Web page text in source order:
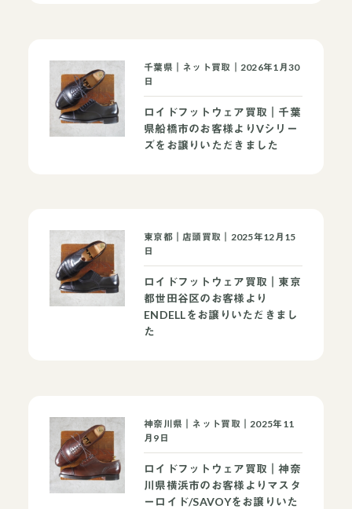
千葉県｜ネット買取｜2026年1月30
日
ロイドフットウェア買取｜千葉
県船橋市のお客様よりVシリー
ズをお譲りいただきました
東京都｜店頭買取｜2025年12月15
日
ロイドフットウェア買取｜東京
都世田谷区のお客様より
ENDELLをお譲りいただきまし
た
神奈川県｜ネット買取｜2025年11
月9日
ロイドフットウェア買取｜神奈
川県横浜市のお客様よりマスタ
ーロイド/SAVOYをお譲りいた